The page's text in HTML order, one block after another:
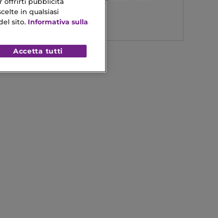
Brow
48,00 €
in qualsiasi
sito. Informativa sulla
Accetta tutti